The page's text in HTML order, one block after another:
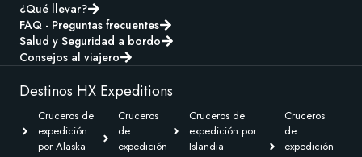
¿Qué llevar?
FAQ - Preguntas frecuentes
Salud y Seguridad a bordo
Consejos al viajero
Destinos HX Expeditions
Cruceros de
expedición
por Alaska
Cruceros
de
expedición
Cruceros de
expedición por
Islandia
Cruceros
de
expedición